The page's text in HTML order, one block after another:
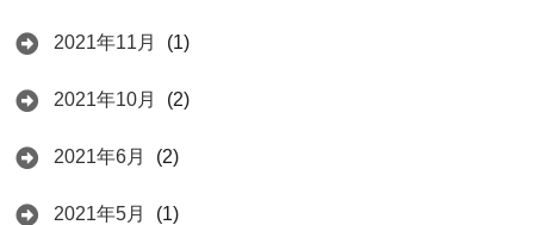
2021年11月 (1)
2021年10月 (2)
2021年6月 (2)
2021年5月 (1)